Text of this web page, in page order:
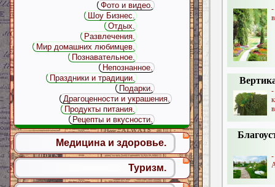
-
-
-
Фото и видео.
Шоу Бизнес.
Отдых.
Развлечения.
Мир домашних любимцев.
Познавательное.
Непознанное.
Праздники и традиции.
Подарки.
Драгоценности и украшения.
Продукты питания.
Рецепты и вкусности.
Медицина и здоровье.
Туризм.